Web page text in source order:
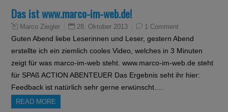
Das ist www.marco-im-web.de!
Marco Ziegler 28. Oktober 2013 1 Comment
Guten Abend liebe Leserinnen und Leser, gestern Abend
erstellte ich ein ziemlich cooles Video, welches in 3 Minuten
zeigt für was marco-im-web steht. www.marco-im-web.de steht
für SPAß ACTION ABENTEUER Das Ergebnis seht ihr hier:
Feedback ist natürlich sehr gerne erwünscht….
READ MORE